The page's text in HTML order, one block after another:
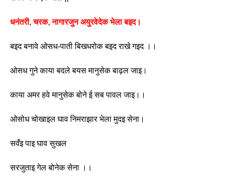
धनंतरी, चरक, नागारजुन अयुरवेदेक भेला बइद।
बइद बनावे ओसध-पाती बिखधरोक बइद राखे गइद ।।
ओसध गुने काया बदले बयस मानुसेक बाढ़ल जाइ।
काया अमर हवे मानुसेक बोने ई सब पावल जाइ।।
ओसोध चोखाइल घाव निमराझार भेला मुदइ सेना।
सवँइ पाइ घाव सुखल
सरजुताइ गेल बोनेक सेना ।।